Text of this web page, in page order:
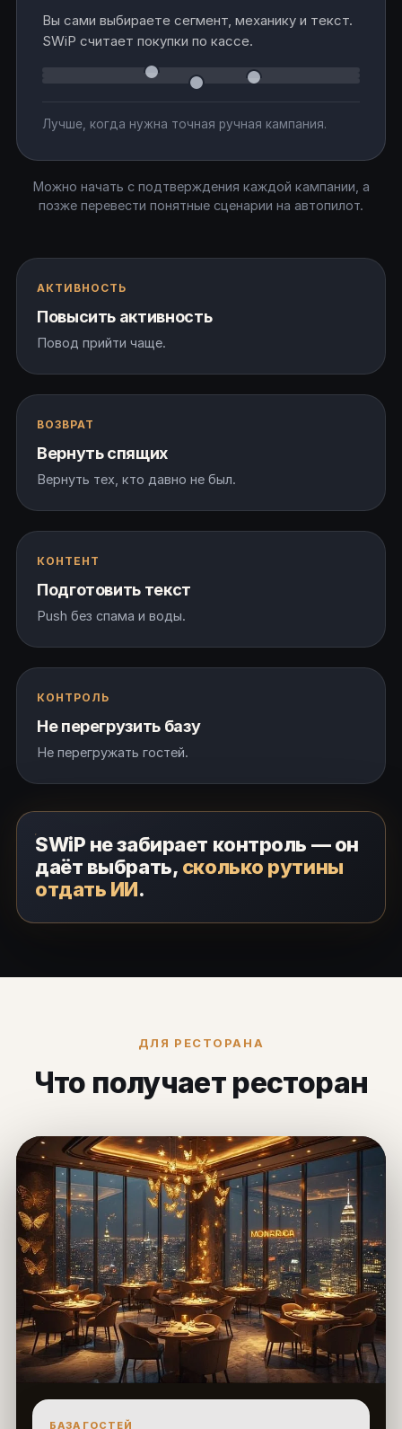
Вы сами выбираете сегмент, механику и текст.
SWiP считает покупки по кассе.
Лучше, когда нужна точная ручная кампания.
Можно начать с подтверждения каждой кампании, а
позже перевести понятные сценарии на автопилот.
АКТИВНОСТЬ
Повысить активность
Повод прийти чаще.
ВОЗВРАТ
Вернуть спящих
Вернуть тех, кто давно не был.
КОНТЕНТ
Подготовить текст
Push без спама и воды.
КОНТРОЛЬ
Не перегрузить базу
Не перегружать гостей.
SWiP не забирает контроль — он
даёт выбрать, сколько рутины
отдать ИИ.
ДЛЯ РЕСТОРАНА
Что получает ресторан
БАЗА ГОСТЕЙ